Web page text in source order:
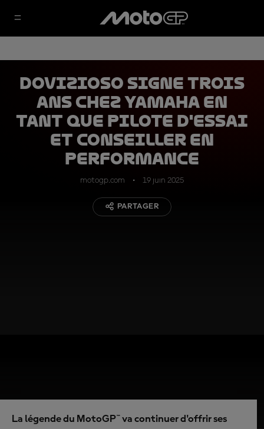
Dovizioso signe trois
ans chez Yamaha en
tant que pilote d'essai
et conseiller en
performance
motogp.com 19 juin 2025
PARTAGER
La légende du MotoGP™ va continuer d'offrir ses